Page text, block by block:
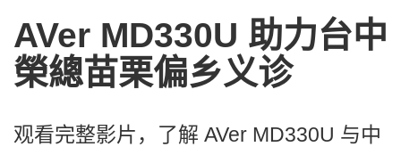
AVer MD330U 助力台中
榮總苗栗偏乡义诊
观看完整影片，了解 AVer MD330U 与中